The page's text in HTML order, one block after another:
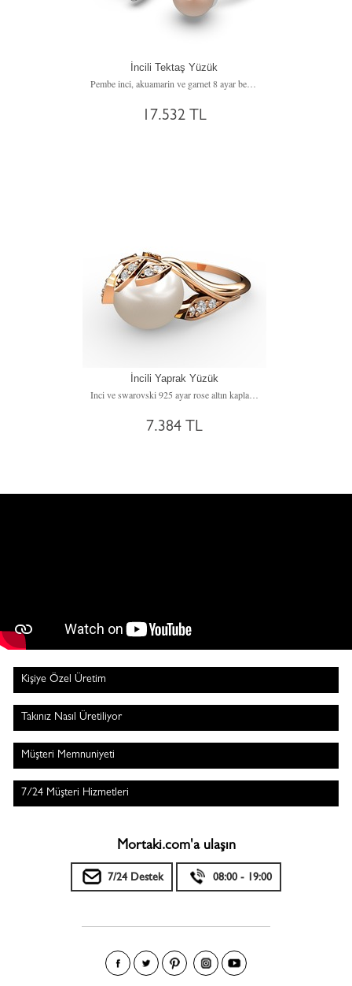
İncili Tektaş Yüzük
Pembe inci, akuamarin ve garnet 8 ayar beyaz altın yüzük
17.532 TL
İncili Yaprak Yüzük
Inci ve swarovski 925 ayar rose altın kaplama gümüş yüzük
7.384 TL
Kişiye Özel Üretim
Takınız Nasıl Üretiliyor
Müşteri Memnuniyeti
7/24 Müşteri Hizmetleri
Mortaki.com'a ulaşın
7/24 Destek 08:00 - 19:00